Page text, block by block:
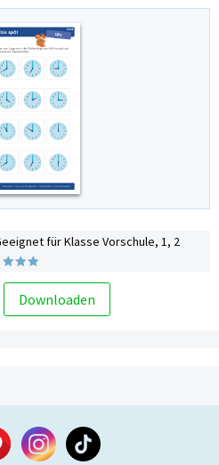
für Klasse Vorschule, 1, 2
Downloaden